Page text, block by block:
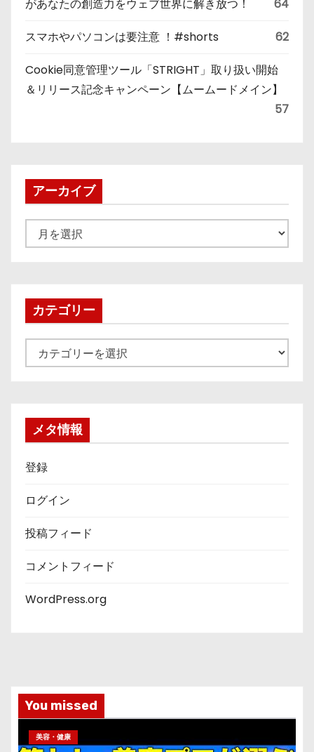
があなたの創造力をウェブ世界に解き放つ！ 64
スマホやパソコンは要注意 ！#shorts 62
Cookie同意管理ツール「STRIGHT」取り扱い開始
＆リリース記念キャンペーン【ムームードメイン】
57
アーカイブ
ー
ブカテゴリー
テ
メタ情報
登録
ログイン
投稿フィード
コメントフィード
WordPress.org
You missed
美容・健康